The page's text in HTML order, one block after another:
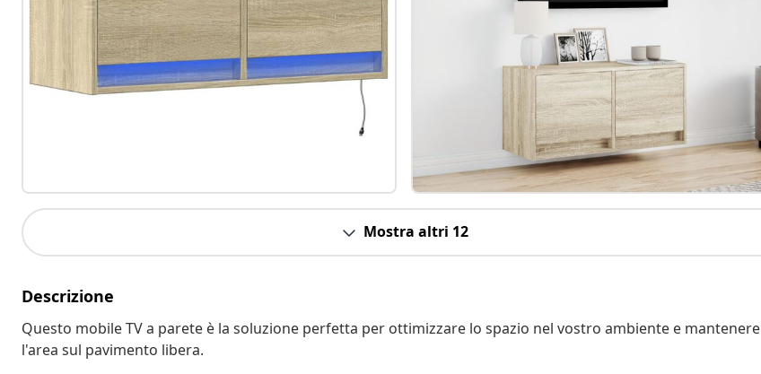
Mostra altri 12
Descrizione
Questo mobile TV a parete è la soluzione perfetta per ottimizzare lo spazio nel vostro ambiente e mantenere
l'area sul pavimento libera.